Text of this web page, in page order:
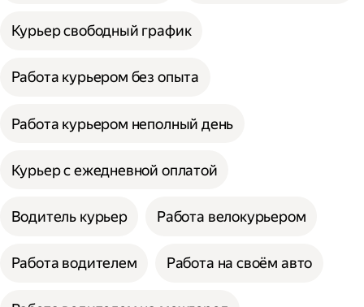
Курьер свободный график
Работа курьером без опыта
Работа курьером неполный день
Курьер с ежедневной оплатой
Водитель курьер Работа велокурьером
Работа водителем Работа на своём авто